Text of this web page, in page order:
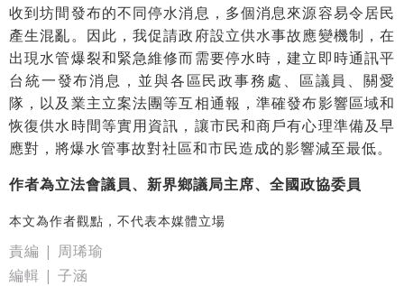
收到坊間發布的不同停水消息，多個消息來源容易令居民
產生混亂。因此，我促請政府設立供水事故應變機制，在
出現水管爆裂和緊急維修而需要停水時，建立即時通訊平
台統一發布消息，並與各區民政事務處、區議員、關愛
隊，以及業主立案法團等互相通報，準確發布影響區域和
恢復供水時間等實用資訊，讓市民和商戶有心理準備及早
應對，將爆水管事故對社區和市民造成的影響減至最低。
作者為立法會議員、新界鄉議局主席、全國政協委員
本文為作者觀點，不代表本媒體立場
責編 | 周琋瑜
編輯 | 子涵